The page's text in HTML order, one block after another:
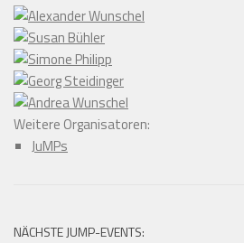
Weitere Organisatoren:
JuMPs
NÄCHSTE JUMP-EVENTS: